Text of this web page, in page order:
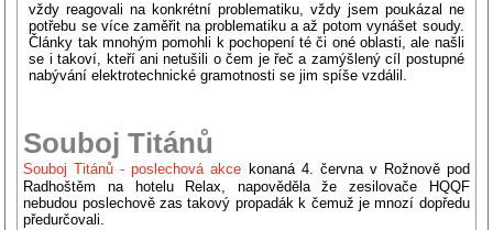
vždy reagovali na konkrétní problematiku, vždy jsem poukázal ne
potřebu se více zaměřit na problematiku a až potom vynášet soudy.
Články tak mnohým pomohli k pochopení té či oné oblasti, ale našli
se i takoví, kteří ani netušili o čem je řeč a zamýšlený cíl postupné
nabývání elektrotechnické gramotnosti se jim spíše vzdálil.
Souboj Titánů
Souboj Titánů - poslechová akce konaná 4. června v Rožnově pod
Radhoštěm na hotelu Relax, napověděla že zesilovače HQQF
nebudou poslechově zas takový propadák k čemuž je mnozí dopředu
předurčovali.